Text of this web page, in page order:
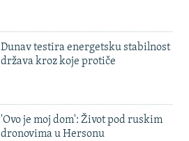
Dunav testira energetsku stabilnost
država kroz koje protiče
'Ovo je moj dom': Život pod ruskim
dronovima u Hersonu